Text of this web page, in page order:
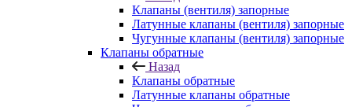
Клапаны (вентиля) запорные
Латунные клапаны (вентиля) запорные
Чугунные клапаны (вентиля) запорные
Клапаны обратные
Назад
Клапаны обратные
Латунные клапаны обратные